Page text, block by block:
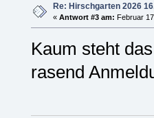
Re: Hirschgarten 2026
« Antwort #3 am: Februar
Kaum steht
rasend